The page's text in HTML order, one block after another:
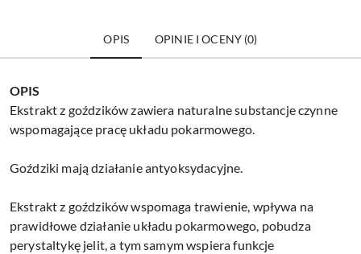
OPIS OPINIE I OCENY (0)
OPIS
Ekstrakt z goździków zawiera naturalne substancje czynne
wspomagające pracę układu pokarmowego.
Goździki mają działanie antyoksydacyjne.
Ekstrakt z goździków wspomaga trawienie, wpływa na
prawidłowe działanie układu pokarmowego, pobudza
perystaltykę jelit, a tym samym wspiera funkcje